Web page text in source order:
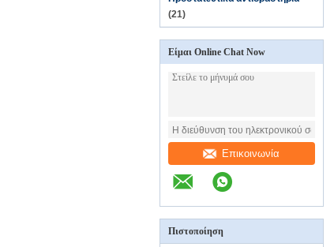
(21)
Είμαι Online Chat Now
Επικοινωνία
Πιστοποίηση